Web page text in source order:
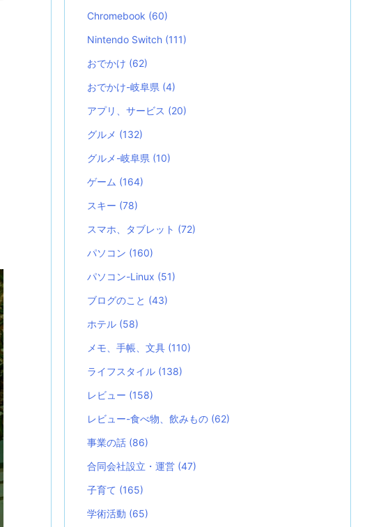
Chromebook (60)
Nintendo Switch (111)
おでかけ (62)
おでかけ-岐阜県 (4)
アプリ、サービス (20)
グルメ (132)
グルメ-岐阜県 (10)
ゲーム (164)
スキー (78)
スマホ、タブレット (72)
パソコン (160)
パソコン-Linux (51)
ブログのこと (43)
ホテル (58)
メモ、手帳、文具 (110)
ライフスタイル (138)
レビュー (158)
レビュー-食べ物、飲みもの (62)
事業の話 (86)
合同会社設立・運営 (47)
子育て (165)
学術活動 (65)